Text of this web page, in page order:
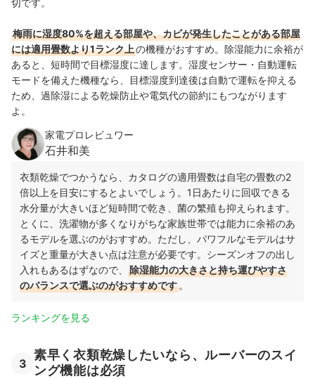
切です。
梅雨に湿度80%を超える部屋や、カビが発生したことがある部屋
には適用畳数より1ランク上の機種がおすすめ。除湿能力に余裕が
あると、短時間で目標湿度に達します。湿度センサー・自動運転
モードを備えた機種なら、目標湿度到達後は自動で運転を抑える
ため、過除湿による乾燥防止や電気代の節約にもつながります
よ。
家電プロレビュワー
石井和美
衣類乾燥でつかうなら、カタログの適用畳数は自宅の畳数の2
倍以上を目安にするとよいでしょう。1日あたりに回収できる
水分量が大きいほど短時間で乾き、菌の繁殖も抑えられます。
とくに、洗濯物が多くなりがちな家族世帯では能力に余裕のあ
るモデルを選ぶのがおすすめ。ただし、パワフルなモデルはサ
イズと重量が大きい点は注意が必要です。シーズンオフの出し
入れもあるはずなので、
除湿能力の大きさと持ち運びやすさ
のバランスで選ぶのがおすすめです 。
ランキングを見る
3
素早く衣類乾燥したいなら、ルーバーのスイ
ング機能は必須